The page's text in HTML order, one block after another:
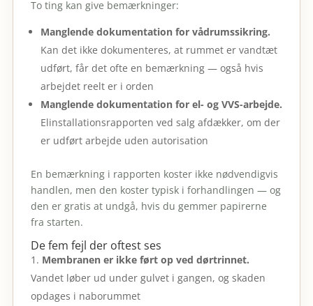
To ting kan give bemærkninger:
Manglende dokumentation for vådrumssikring.
Kan det ikke dokumenteres, at rummet er vandtæt
udført, får det ofte en bemærkning — også hvis
arbejdet reelt er i orden
Manglende dokumentation for el- og VVS-arbejde.
Elinstallationsrapporten ved salg afdækker, om der
er udført arbejde uden autorisation
En bemærkning i rapporten koster ikke nødvendigvis
handlen, men den koster typisk i forhandlingen — og
den er gratis at undgå, hvis du gemmer papirerne
fra starten.
De fem fejl der oftest ses
Membranen er ikke ført op ved dørtrinnet.
Vandet løber ud under gulvet i gangen, og skaden
opdages i naborummet